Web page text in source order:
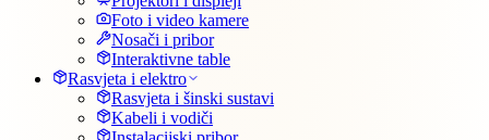
Foto i video kamere
Nosači i pribor
Interaktivne table
Rasvjeta i elektro
Rasvjeta i šinski sustavi
Kabeli i vodiči